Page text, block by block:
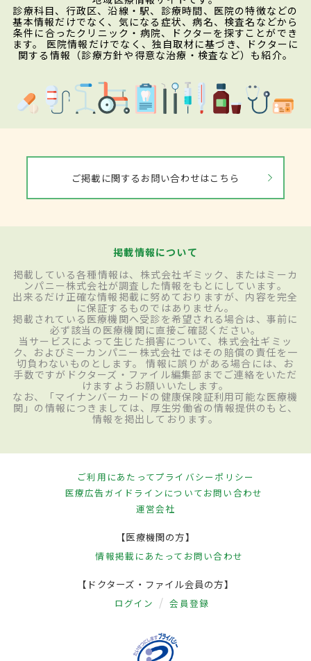
診療科目、行政区、沿線・駅、診療時間、医院の特徴などの
基本情報だけでなく、気になる症状、病名、検査名などから
条件に合ったクリニック・病院、ドクターを探すことができ
ます。 医院情報だけでなく、独自取材に基づき、ドクターに
関する情報（診療方針や得意な治療・検査など）も紹介。
ご掲載に関するお問い合わせはこちら
掲載情報について
掲載している各種情報は、株式会社ギミック、またはミーカ
ンパニー株式会社が調査した情報をもとにしています。
出来るだけ正確な情報掲載に努めておりますが、内容を完全
に保証するものではありません。
掲載されている医療機関へ受診を希望される場合は、事前に
必ず該当の医療機関に直接ご確認ください。
当サービスによって生じた損害について、株式会社ギミッ
ク、およびミーカンパニー株式会社ではその賠償の責任を一
切負わないものとします。 情報に誤りがある場合には、お
手数ですがドクターズ・ファイル編集部までご連絡をいただ
けますようお願いいたします。
なお、「マイナンバーカードの健康保険証利用可能な医療機
関」の情報につきましては、厚生労働省の情報提供のもと、
情報を掲出しております。
ご利用にあたってプライバシーポリシー
医療広告ガイドラインについてお問い合わせ
運営会社
【医療機関の方】
情報掲載にあたって お問い合わせ
【ドクターズ・ファイル会員の方】
ログイン 会員登録